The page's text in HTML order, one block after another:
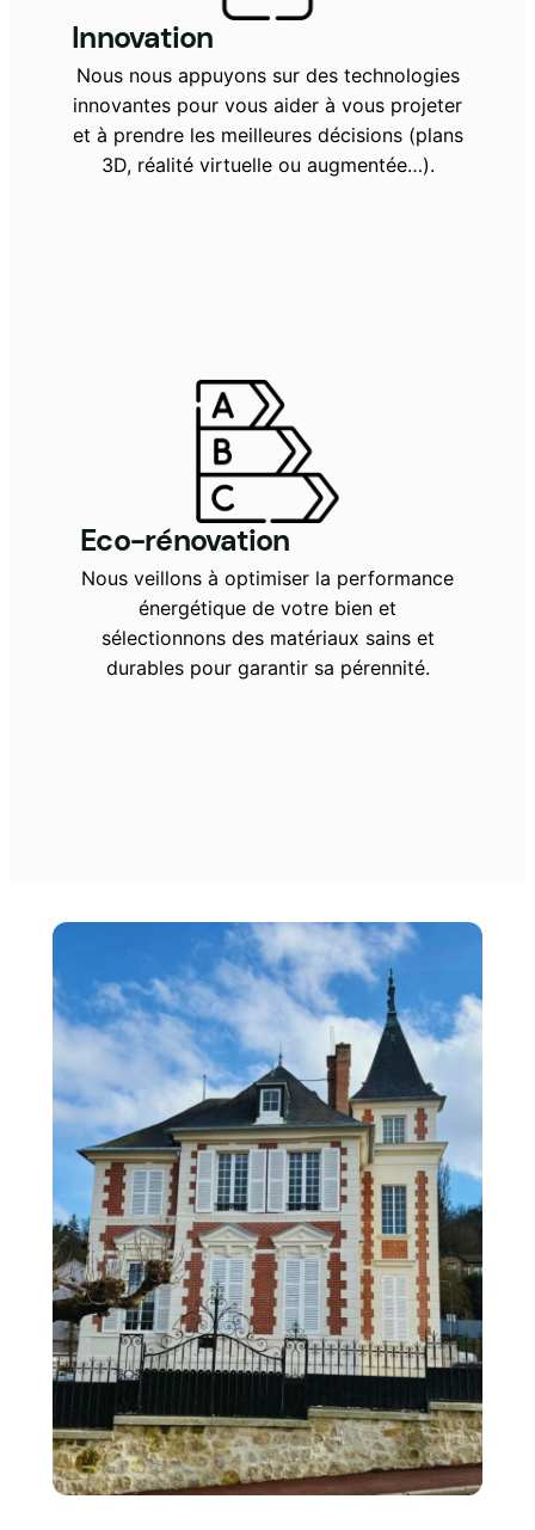
Innovation
Nous nous appuyons sur des technologies
innovantes pour vous aider à vous projeter
et à prendre les meilleures décisions (plans
3D, réalité virtuelle ou augmentée…).
Eco-rénovation
Nous veillons à optimiser la performance
énergétique de votre bien et
sélectionnons des matériaux sains et
durables pour garantir sa pérennité.